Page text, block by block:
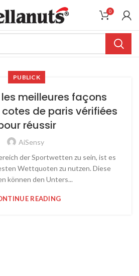
0
PUBLICK
meilleures façons
cotes de paris vérifiées
réussir
AiSensy
der Sportwetten zu sein, ist es
Wettquoten zu nutzen. Diese
können den Unters...
READING